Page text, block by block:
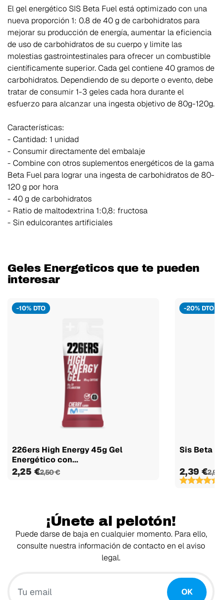
El gel energético SIS Beta Fuel está optimizado con una
nueva proporción 1: 0.8 de 40 g de carbohidratos para
mejorar su producción de energía, aumentar la eficiencia
de uso de carbohidratos de su cuerpo y limite las
molestias gastrointestinales para ofrecer un combustible
científicamente superior. Cada gel contiene 40 gramos de
carbohidratos. Dependiendo de su deporte o evento, debe
tratar de consumir 1-3 geles cada hora durante el
esfuerzo para alcanzar una ingesta objetivo de 80g-120g.
Características:
- Cantidad: 1 unidad
- Consumir directamente del embalaje
- Combine con otros suplementos energéticos de la gama
Beta Fuel para lograr una ingesta de carbohidratos de 80-
120 g por hora
- 40 g de carbohidratos
- Ratio de maltodextrina 1:0,8: fructosa
- Sin edulcorantes artificiales
Geles Energeticos que te pueden
interesar
-10% DTO
226ers High Energy 45g Gel
Energético con...
2,25 €2,50 €
-20% DTO
Sis Beta
2,39 €
¡Únete al pelotón!
Puede darse de baja en cualquier momento. Para ello,
consulte nuestra información de contacto en el aviso
legal.
OK